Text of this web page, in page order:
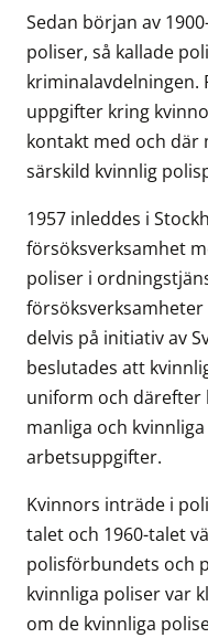
Sedan början av
poliser, så kallade
kriminalavdelningen.
uppgifter kring
kontakt med och där
särskild kvinnlig
1957 inleddes i
försöksverksamhet
poliser i
delvis på initiativ av
beslutades att
uniform och därefter
manliga och
arbetsuppgifter.
Kvinnors inträde i
talet och 1960-talet
polisförbundets och
kvinnliga poliser var
om de kvinnliga